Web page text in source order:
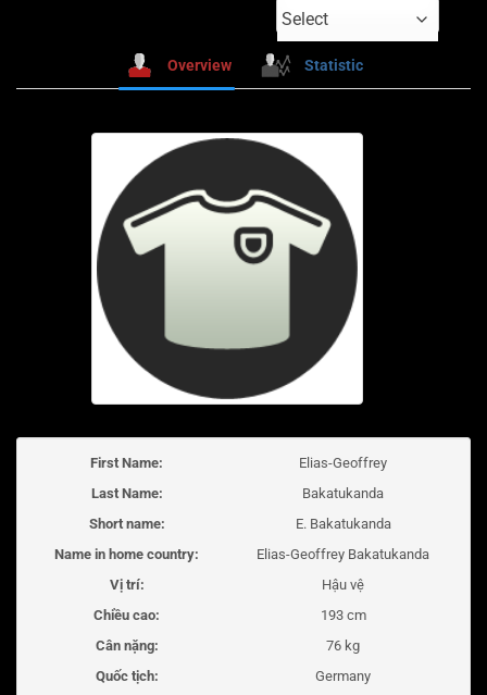
Select
Overview Statistic
First Name:
Elias-Geoffrey
Last Name:
Bakatukanda
Short name:
E. Bakatukanda
Name in home country:
Elias-Geoffrey Bakatukanda
Vị trí:
Hậu vệ
Chiều cao:
193 cm
Cân nặng:
76 kg
Quốc tịch:
Germany